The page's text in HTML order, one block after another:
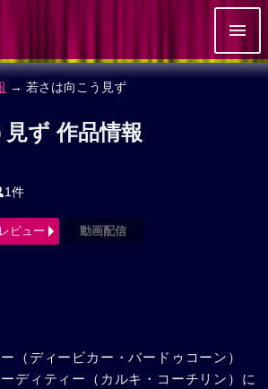
→ 若さは向こう見ず
ず 作品情報
1件
レビュー 動画配信
（ディービカー・バードゥコーン）
ディティー（カルキ・コーチリン）に